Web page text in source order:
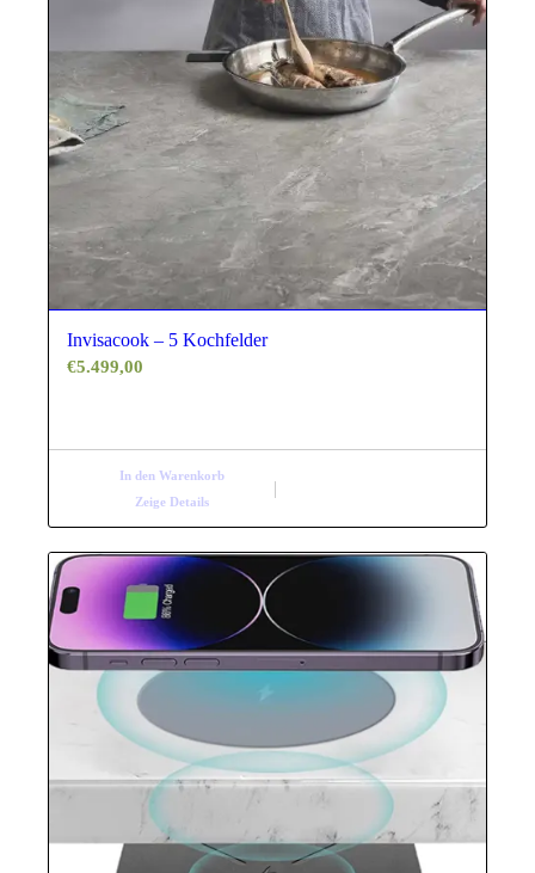
Invisacook – 5 Kochfelder
€5.499,00
In den Warenkorb
Zeige Details